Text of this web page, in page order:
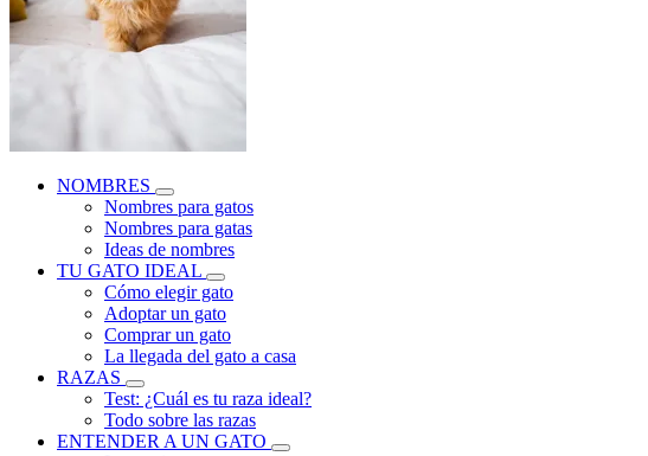
NOMBRES
Nombres para gatos
Nombres para gatas
Ideas de nombres
TU GATO IDEAL
Cómo elegir gato
Adoptar un gato
Comprar un gato
La llegada del gato a casa
RAZAS
Test: ¿Cuál es tu raza ideal?
Todo sobre las razas
ENTENDER A UN GATO